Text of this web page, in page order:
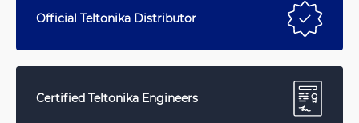
Official Teltonika Distributor
Certified Teltonika Engineers